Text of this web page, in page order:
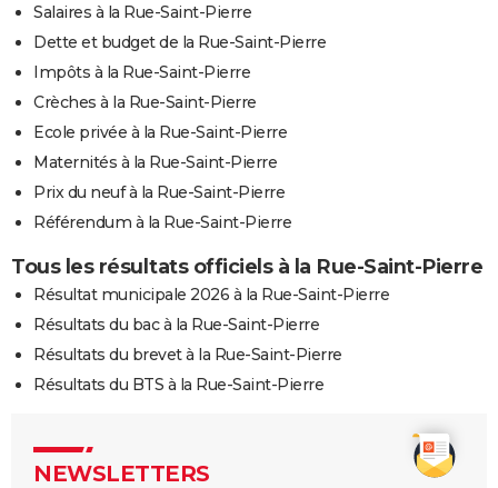
Salaires à la Rue-Saint-Pierre
Dette et budget de la Rue-Saint-Pierre
Impôts à la Rue-Saint-Pierre
Crèches à la Rue-Saint-Pierre
Ecole privée à la Rue-Saint-Pierre
Maternités à la Rue-Saint-Pierre
Prix du neuf à la Rue-Saint-Pierre
Référendum à la Rue-Saint-Pierre
Tous les résultats officiels à la Rue-Saint-Pierre
Résultat municipale 2026 à la Rue-Saint-Pierre
Résultats du bac à la Rue-Saint-Pierre
Résultats du brevet à la Rue-Saint-Pierre
Résultats du BTS à la Rue-Saint-Pierre
NEWSLETTERS